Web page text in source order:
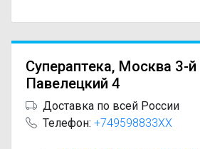
Супераптека, Москва 3-й
Павелецкий 4
Доставка по всей России
Телефон: +749598833XX